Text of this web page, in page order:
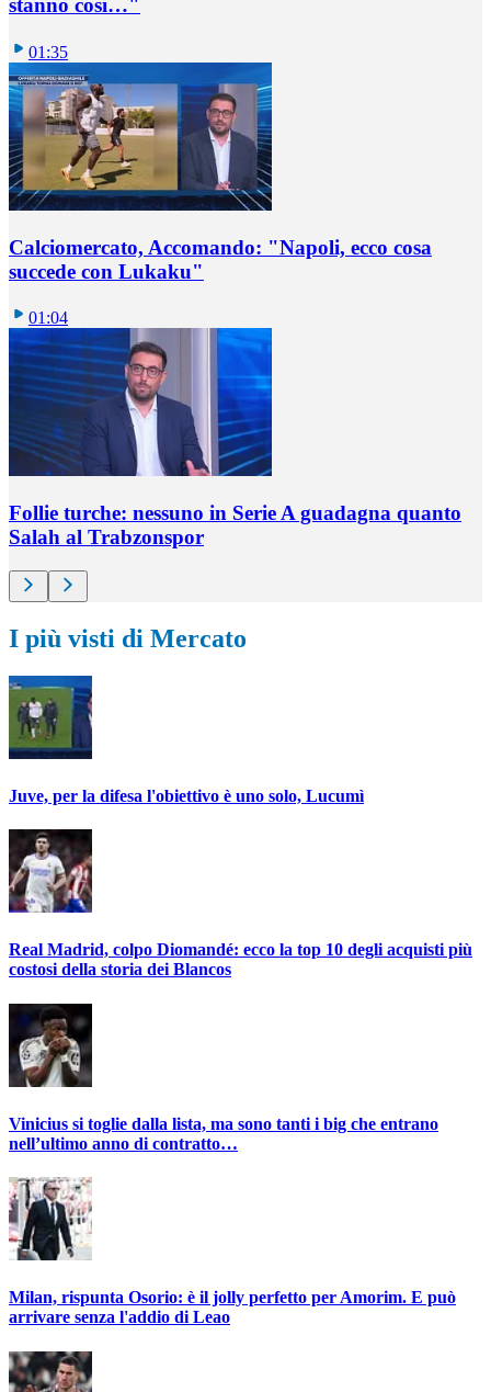
stanno così…"
01:35
Calciomercato, Accomando: "Napoli, ecco cosa
succede con Lukaku"
01:04
Follie turche: nessuno in Serie A guadagna quanto
Salah al Trabzonspor
I più visti di Mercato
Juve, per la difesa l'obiettivo è uno solo, Lucumì
Real Madrid, colpo Diomandé: ecco la top 10 degli acquisti più
costosi della storia dei Blancos
Vinicius si toglie dalla lista, ma sono tanti i big che entrano
nell’ultimo anno di contratto…
Milan, rispunta Osorio: è il jolly perfetto per Amorim. E può
arrivare senza l'addio di Leao